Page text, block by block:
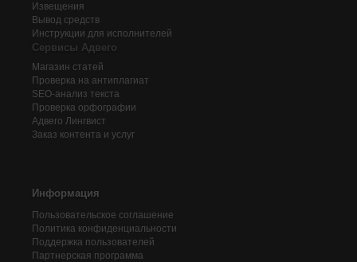
Извещения
Вывод средств
Инструкции для исполнителей
Сервисы Адвего
Магазин статей
Проверка на антиплагиат
SEO-анализ текста
Проверка орфографии
Адвего Лингвист
Заказ контента и услуг
Информация
Пользовательское соглашение
Политика конфиденциальности
Поддержка пользователей
Партнерская программа